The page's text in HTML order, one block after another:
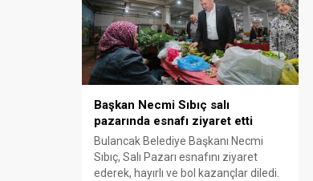
Başkan Necmi Sıbıç salı
pazarında esnafı ziyaret etti
Bulancak Belediye Başkanı Necmi
Sıbıç, Salı Pazarı esnafını ziyaret
ederek, hayırlı ve bol kazançlar diledi.